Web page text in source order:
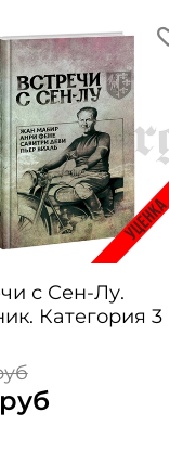
с Сен-Лу.
Категория 3